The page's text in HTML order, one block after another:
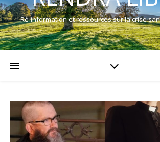
Ré-information et ressources sur la crise